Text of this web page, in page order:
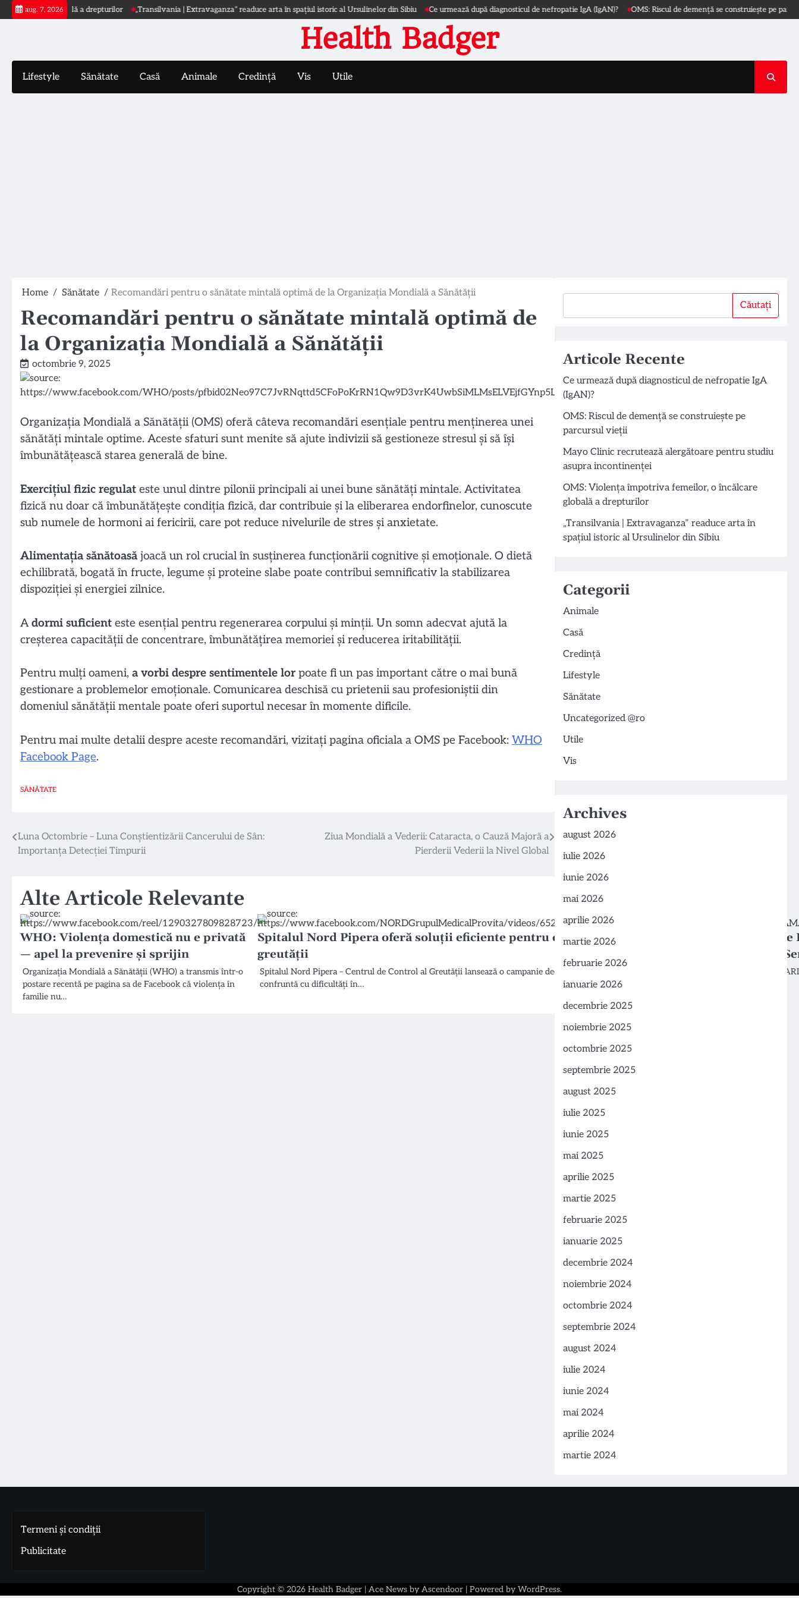
Skip
to
aug. 7, 2026
globală a drepturilor „Transilvania | Extravaganza” readuce arta în spațiul istoric al Ursulinelor din Sibiu Ce urmează după diagnosticul de nefropatie IgA (IgAN)? OMS: Riscul de demență se construiește pe parcursul
Health Badger
Lifestyle Sănătate Casă Animale Credință Vis Utile
Home Sănătate Recomandări pentru o sănătate mintală optimă de la Organizația Mondială a Sănătății
Recomandări pentru o sănătate mintală optimă de
la Organizația Mondială a Sănătății
octombrie 9, 2025
Organizația Mondială a Sănătății (OMS) oferă câteva recomandări esențiale pentru menținerea unei
sănătăți mintale optime. Aceste sfaturi sunt menite să ajute indivizii să gestioneze stresul și să își
îmbunătățească starea generală de bine.
Exercițiul fizic regulat este unul dintre pilonii principali ai unei bune sănătăți mintale. Activitatea
fizică nu doar că îmbunătățește condiția fizică, dar contribuie și la eliberarea endorfinelor, cunoscute
sub numele de hormoni ai fericirii, care pot reduce nivelurile de stres și anxietate.
Alimentația sănătoasăjoacă un rol crucial în susținerea funcționării cognitive și emoționale. O dietă
echilibrată, bogată în fructe, legume și proteine slabe poate contribui semnificativ la stabilizarea
dispoziției și energiei zilnice.
Adormi suficient este esențial pentru regenerarea corpului și minții. Un somn adecvat ajută la
creșterea capacității de concentrare, îmbunătățirea memoriei și reducerea iritabilității.
Pentru mulți oameni, a vorbi despre sentimentele lor poate fi un pas important către o mai bună
gestionare a problemelor emoționale. Comunicarea deschisă cu prietenii sau profesioniștii din
domeniul sănătății mentale poate oferi suportul necesar în momente dificile.
Pentru mai multe detalii despre aceste recomandări, vizitați pagina oficiala a OMS pe Facebook: WHO
Facebook Page.
SĂNĂTATE
Navigare
Luna Octombrie – Luna Conștientizării Cancerului de Sân:
Importanța Detecției Timpurii
Ziua Mondială a Vederii: Cataracta, o Cauză Majoră a
Pierderii Vederii la Nivel Global
Alte Articole Relevante
WHO: Violența domestică nu e privată
— apel la prevenire și sprijin
Organizația Mondială a Sănătății (WHO) a transmis într-o
postare recentă pe pagina sa de Facebook că violența în
familie nu…
Spitalul Nord Pipera oferă soluții eficiente pentru controlul
greutății
Spitalul Nord Pipera – Centrul de Control al Greutății lansează o campanie dedicată celor care se
confruntă cu dificultăți în…
Rețeaua Privată de
Îmbunătățirea Continuă a
Rețeaua Privată de Sănătate REGINA
Căutați
Articole Recente
Ce urmează după diagnosticul de nefropatie IgA
(IgAN)?
OMS: Riscul de demență se construiește pe
parcursul vieții
Mayo Clinic recrutează alergătoare pentru studiu
asupra incontinenței
OMS: Violența împotriva femeilor, o încălcare
globală a drepturilor
„Transilvania | Extravaganza” readuce arta în
spațiul istoric al Ursulinelor din Sibiu
Categorii
Animale
Casă
Credință
Lifestyle
Sănătate
Uncategorized @ro
Utile
Vis
Archives
august 2026
iulie 2026
iunie 2026
mai 2026
aprilie 2026
martie 2026
februarie 2026
ianuarie 2026
decembrie 2025
noiembrie 2025
octombrie 2025
septembrie 2025
august 2025
iulie 2025
iunie 2025
mai 2025
aprilie 2025
martie 2025
februarie 2025
ianuarie 2025
decembrie 2024
noiembrie 2024
octombrie 2024
septembrie 2024
august 2024
iulie 2024
iunie 2024
mai 2024
aprilie 2024
martie 2024
Termeni și condiții
Publicitate
Copyright © 2026 Health Badger | Ace News by Ascendoor | Powered by WordPress.